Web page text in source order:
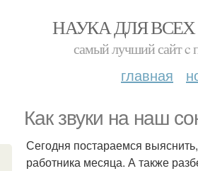
НАУКА ДЛЯ
самый лучший сайт c
главная
Как звуки на наш
Сегодня постараемся
работника месяца. А также